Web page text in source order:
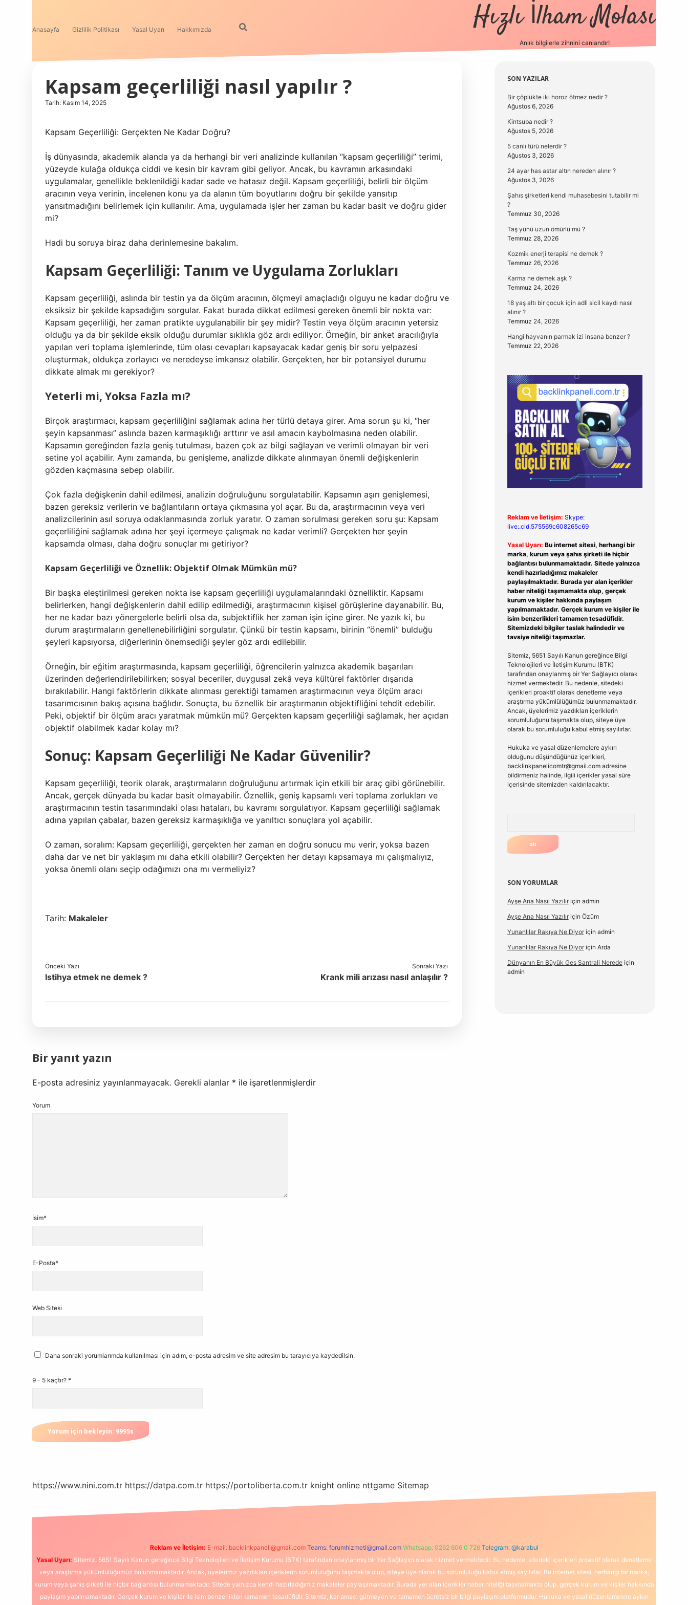
Anasayfa Gizlilik Politikası Yasal Uyarı Hakkımızda Hızlı İlham Molası
Anlık bilgilerle zihnini canlandır!
Kapsam geçerliliği nasıl yapılır ?
Tarih: Kasım 14, 2025
Kapsam Geçerliliği: Gerçekten Ne Kadar Doğru?
İş dünyasında, akademik alanda ya da herhangi bir veri analizinde kullanılan “kapsam geçerliliği” terimi,
yüzeyde kulağa oldukça ciddi ve kesin bir kavram gibi geliyor. Ancak, bu kavramın arkasındaki
uygulamalar, genellikle beklenildiği kadar sade ve hatasız değil. Kapsam geçerliliği, belirli bir ölçüm
aracının veya verinin, incelenen konu ya da alanın tüm boyutlarını doğru bir şekilde yansıtıp
yansıtmadığını belirlemek için kullanılır. Ama, uygulamada işler her zaman bu kadar basit ve doğru gider
mi?
Hadi bu soruya biraz daha derinlemesine bakalım.
Kapsam Geçerliliği: Tanım ve Uygulama Zorlukları
Kapsam geçerliliği, aslında bir testin ya da ölçüm aracının, ölçmeyi amaçladığı olguyu ne kadar doğru ve
eksiksiz bir şekilde kapsadığını sorgular. Fakat burada dikkat edilmesi gereken önemli bir nokta var:
Kapsam geçerliliği, her zaman pratikte uygulanabilir bir şey midir? Testin veya ölçüm aracının yetersiz
olduğu ya da bir şekilde eksik olduğu durumlar sıklıkla göz ardı ediliyor. Örneğin, bir anket aracılığıyla
yapılan veri toplama işlemlerinde, tüm olası cevapları kapsayacak kadar geniş bir soru yelpazesi
oluşturmak, oldukça zorlayıcı ve neredeyse imkansız olabilir. Gerçekten, her bir potansiyel durumu
dikkate almak mı gerekiyor?
Yeterli mi, Yoksa Fazla mı?
Birçok araştırmacı, kapsam geçerliliğini sağlamak adına her türlü detaya girer. Ama sorun şu ki, “her
şeyin kapsanması” aslında bazen karmaşıklığı arttırır ve asıl amacın kaybolmasına neden olabilir.
Kapsamın gereğinden fazla geniş tutulması, bazen çok az bilgi sağlayan ve verimli olmayan bir veri
setine yol açabilir. Aynı zamanda, bu genişleme, analizde dikkate alınmayan önemli değişkenlerin
gözden kaçmasına sebep olabilir.
Çok fazla değişkenin dahil edilmesi, analizin doğruluğunu sorgulatabilir. Kapsamın aşırı genişlemesi,
bazen gereksiz verilerin ve bağlantıların ortaya çıkmasına yol açar. Bu da, araştırmacının veya veri
analizcilerinin asıl soruya odaklanmasında zorluk yaratır. O zaman sorulması gereken soru şu: Kapsam
geçerliliğini sağlamak adına her şeyi içermeye çalışmak ne kadar verimli? Gerçekten her şeyin
kapsamda olması, daha doğru sonuçlar mı getiriyor?
Kapsam Geçerliliği ve Öznellik: Objektif Olmak Mümkün mü?
Bir başka eleştirilmesi gereken nokta ise kapsam geçerliliği uygulamalarındaki öznelliktir. Kapsamı
belirlerken, hangi değişkenlerin dahil edilip edilmediği, araştırmacının kişisel görüşlerine dayanabilir. Bu,
her ne kadar bazı yönergelerle belirli olsa da, subjektiflik her zaman işin içine girer. Ne yazık ki, bu
durum araştırmaların genellenebilirliğini sorgulatır. Çünkü bir testin kapsamı, birinin “önemli” bulduğu
şeyleri kapsıyorsa, diğerlerinin önemsediği şeyler göz ardı edilebilir.
Örneğin, bir eğitim araştırmasında, kapsam geçerliliği, öğrencilerin yalnızca akademik başarıları
üzerinden değerlendirilebilirken; sosyal beceriler, duygusal zekâ veya kültürel faktörler dışarıda
bırakılabilir. Hangi faktörlerin dikkate alınması gerektiği tamamen araştırmacının veya ölçüm aracı
tasarımcısının bakış açısına bağlıdır. Sonuçta, bu öznellik bir araştırmanın objektifliğini tehdit edebilir.
Peki, objektif bir ölçüm aracı yaratmak mümkün mü? Gerçekten kapsam geçerliliği sağlamak, her açıdan
objektif olabilmek kadar kolay mı?
Sonuç: Kapsam Geçerliliği Ne Kadar Güvenilir?
Kapsam geçerliliği, teorik olarak, araştırmaların doğruluğunu artırmak için etkili bir araç gibi görünebilir.
Ancak, gerçek dünyada bu kadar basit olmayabilir. Öznellik, geniş kapsamlı veri toplama zorlukları ve
araştırmacının testin tasarımındaki olası hataları, bu kavramı sorgulatıyor. Kapsam geçerliliği sağlamak
adına yapılan çabalar, bazen gereksiz karmaşıklığa ve yanıltıcı sonuçlara yol açabilir.
O zaman, soralım: Kapsam geçerliliği, gerçekten her zaman en doğru sonucu mu verir, yoksa bazen
daha dar ve net bir yaklaşım mı daha etkili olabilir? Gerçekten her detayı kapsamaya mı çalışmalıyız,
yoksa önemli olanı seçip odağımızı ona mı vermeliyiz?
Tarih: Makaleler
Önceki Yazı
Istihya etmek ne demek ?
Sonraki Yazı
Krank mili arızası nasıl anlaşılır ?
Bir yanıt yazın
E-posta adresiniz yayınlanmayacak. Gerekli alanlar * ile işaretlenmişlerdir
Yorum
İsim*
E-Posta*
Web Sitesi
Daha sonraki yorumlarımda kullanılması için adım, e-posta adresim ve site adresim bu tarayıcıya kaydedilsin.
9 - 5 kaçtır? *
https://www.nini.com.tr https://datpa.com.tr https://portoliberta.com.tr knight online nttgame Sitemap
Sidebar
SON YAZILAR
Bir çöplükte iki horoz ötmez nedir ?
Ağustos 6, 2026
Kintsuba nedir ?
Ağustos 5, 2026
5 canlı türü nelerdir ?
Ağustos 3, 2026
24 ayar has astar altın nereden alınır ?
Ağustos 3, 2026
Şahıs şirketleri kendi muhasebesini tutabilir mi
?
Temmuz 30, 2026
Taş yünü uzun ömürlü mü ?
Temmuz 28, 2026
Kozmik enerji terapisi ne demek ?
Temmuz 26, 2026
Karma ne demek aşk ?
Temmuz 24, 2026
18 yaş altı bir çocuk için adli sicil kaydı nasıl
alınır ?
Temmuz 24, 2026
Hangi hayvanın parmak izi insana benzer ?
Temmuz 22, 2026
Reklam ve İletişim: Skype:
live:.cid.575569c608265c69
Yasal Uyarı: Bu internet sitesi, herhangi bir
marka, kurum veya şahıs şirketi ile hiçbir
bağlantısı bulunmamaktadır. Sitede yalnızca
kendi hazırladığımız makaleler
paylaşılmaktadır. Burada yer alan içerikler
haber niteliği taşımamakta olup, gerçek
kurum ve kişiler hakkında paylaşım
yapılmamaktadır. Gerçek kurum ve kişiler ile
isim benzerlikleri tamamen tesadüfidir.
Sitemizdeki bilgiler taslak halindedir ve
tavsiye niteliği taşımazlar.
Sitemiz, 5651 Sayılı Kanun gereğince Bilgi
Teknolojileri ve İletişim Kurumu (BTK)
tarafından onaylanmış bir Yer Sağlayıcı olarak
hizmet vermektedir. Bu nedenle, sitedeki
içerikleri proaktif olarak denetleme veya
araştırma yükümlülüğümüz bulunmamaktadır.
Ancak, üyelerimiz yazdıkları içeriklerin
sorumluluğunu taşımakta olup, siteye üye
olarak bu sorumluluğu kabul etmiş sayılırlar.
Hukuka ve yasal düzenlemelere aykırı
olduğunu düşündüğünüz içerikleri,
backlinkpanelicomtr@gmail.comadresine
bildirmeniz halinde, ilgili içerikler yasal süre
içerisinde sitemizden kaldırılacaktır.
SON YORUMLAR
Ayşe Ana Nasıl Yazılıriçin admin
Ayşe Ana Nasıl Yazılıriçin Özüm
Yunanlılar Rakıya Ne Diyoriçin admin
Yunanlılar Rakıya Ne Diyoriçin Arda
Dünyanın En Büyük Ges Santrali Neredeiçin
admin
Reklam ve İletişim: E-mail: backlinkpaneli@gmail.com Teams: forumhizmeti@gmail.com Whatsapp: 0262 606 0 726 Telegram: @karabul
Yasal Uyarı: Sitemiz, 5651 Sayılı Kanun gereğince Bilgi Teknolojileri ve İletişim Kurumu (BTK) tarafından onaylanmış bir Yer Sağlayıcı olarak hizmet vermektedir. Bu nedenle, sitedeki içerikleri proaktif olarak denetleme
veya araştırma yükümlülüğümüz bulunmamaktadır. Ancak, üyelerimiz yazdıkları içeriklerin sorumluluğunu taşımakta olup, siteye üye olarak bu sorumluluğu kabul etmiş sayılırlar. Bu internet sitesi, herhangi bir marka,
kurum veya şahıs şirketi ile hiçbir bağlantısı bulunmamaktadır. Sitede yalnızca kendi hazırladığımız makaleler paylaşılmaktadır. Burada yer alan içerikler haber niteliği taşımamakta olup, gerçek kurum ve kişiler hakkında
paylaşım yapılmamaktadır. Gerçek kurum ve kişiler ile isim benzerlikleri tamamen tesadüfidir. Sitemiz, kar amacı gütmeyen ve tamamen ücretsiz bir bilgi paylaşım platformudur. Hukuka ve yasal düzenlemelere aykırı